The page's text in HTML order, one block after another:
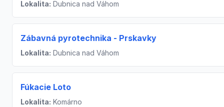
Lokalita: Dubnica nad Váhom
Zábavná pyrotechnika - Prskavky
Lokalita: Dubnica nad Váhom
Fúkacie Loto
Lokalita: Komárno